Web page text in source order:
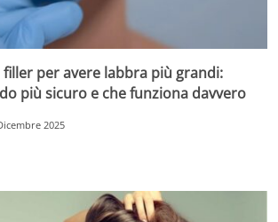
filler per avere labbra più grandi:
più sicuro e che funziona davvero
2025